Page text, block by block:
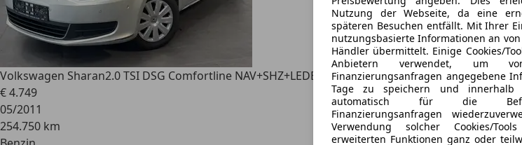
Nutzung der Webseite, da eine
späteren Besuchen entfällt. Mit Ihrer
nutzungsbasierte Informationen an
Händler übermittelt. Einige Cookies/
Anbietern verwendet, um
Finanzierungsanfragen angegebene
Tage zu speichern und innerhalb
automatisch für die
Finanzierungsanfragen
Verwendung solcher Cookies/
erweiterten Funktionen ganz oder
Volkswagen Sharan2.0 TSI DSG Comfortline NAV+SHZ+LEDER+PDC+KLIMA+TEMPOMAT
€ 4.749
05/2011
254.750 km